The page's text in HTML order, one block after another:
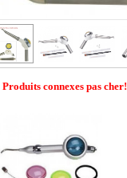
Produits connexes pas cher!